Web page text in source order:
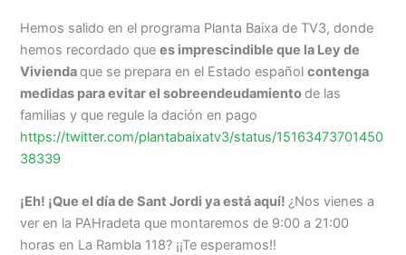
Hemos salido en el programa Planta Baixa de TV3, donde
hemos recordado quees imprescindible que la Ley de
Viviendaque se prepara en el Estado españolcontenga
medidas para evitar el sobreendeudamientode las
familias y que regule la dación en pago
https://twitter.com/plantabaixatv3/status/15163473701450
38339
¡Eh! ¡Que el día de Sant Jordi ya está aquí! ¿Nos vienes a
ver en la PAHradeta que montaremos de 9:00 a 21:00
horas en La Rambla 118? ¡¡Te esperamos!!